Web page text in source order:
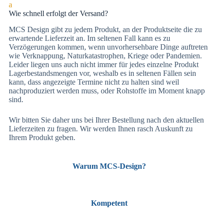
a
Wie schnell erfolgt der Versand?
MCS Design gibt zu jedem Produkt, an der Produktseite die zu
erwartende Lieferzeit an. Im seltenen Fall kann es zu
Verzögerungen kommen, wenn unvorhersehbare Dinge auftreten
wie Verknappung, Naturkatastrophen, Kriege oder Pandemien.
Leider liegen uns auch nicht immer für jedes einzelne Produkt
Lagerbestandsmengen vor, weshalb es in seltenen Fällen sein
kann, dass angezeigte Termine nicht zu halten sind weil
nachproduziert werden muss, oder Rohstoffe im Moment knapp
sind.
Wir bitten Sie daher uns bei Ihrer Bestellung nach den aktuellen
Lieferzeiten zu fragen. Wir werden Ihnen rasch Auskunft zu
Ihrem Produkt geben.
Warum MCS-Design?
Kompetent